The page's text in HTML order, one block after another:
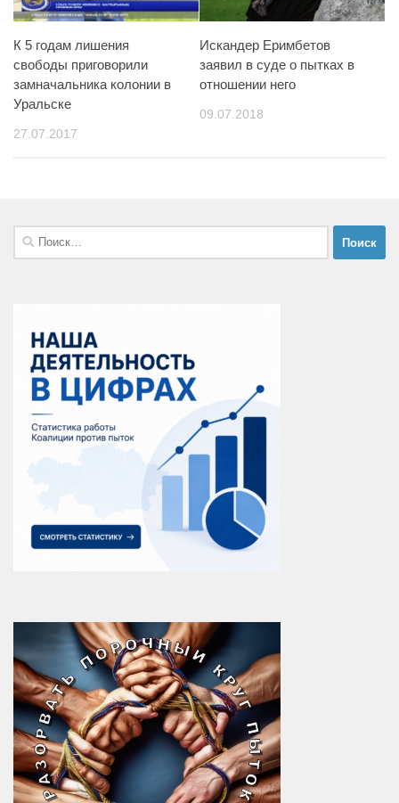
К 5 годам лишения
свободы приговорили
замначальника колонии в
Уральске
27.07.2017
Искандер Еримбетов
заявил в суде о пытках в
отношении него
09.07.2018
Найти: